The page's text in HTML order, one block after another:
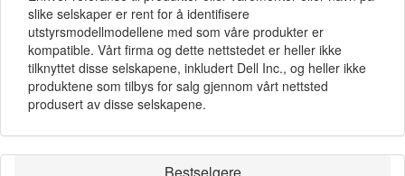
slike selskaper er rent for å identifisere
utstyrsmodellmodellene med som våre produkter er
kompatible. Vårt firma og dette nettstedet er heller ikke
tilknyttet disse selskapene, inkludert Dell Inc., og heller ikke
produktene som tilbys for salg gjennom vårt nettsted
produsert av disse selskapene.